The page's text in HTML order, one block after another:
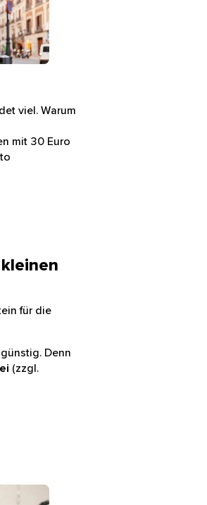
viel. Warum
mit 30 Euro
für die
Denn
(zzgl.
einer Graffitiwand